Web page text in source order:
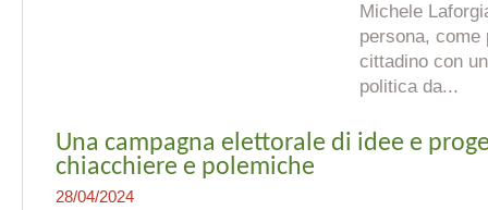
Michele
persona,
cittadino con
politica da...
Una campagna elettorale di idee e
chiacchiere e polemiche
28/04/2024